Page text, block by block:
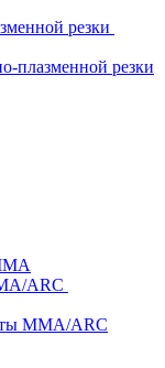
резки
плазменной резки
ARC
MMA/ARC